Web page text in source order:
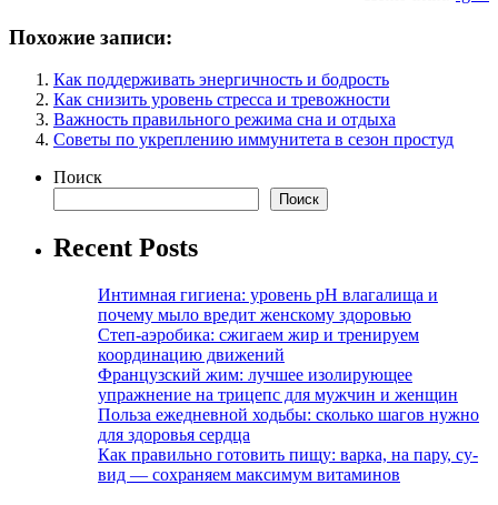
Похожие записи:
Как поддерживать энергичность и бодрость
Как снизить уровень стресса и тревожности
Важность правильного режима сна и отдыха
Советы по укреплению иммунитета в сезон простуд
Поиск
Поиск
Recent Posts
Интимная гигиена: уровень pH влагалища и
почему мыло вредит женскому здоровью
Степ-аэробика: сжигаем жир и тренируем
координацию движений
Французский жим: лучшее изолирующее
упражнение на трицепс для мужчин и женщин
Польза ежедневной ходьбы: сколько шагов нужно
для здоровья сердца
Как правильно готовить пищу: варка, на пару, су-
вид — сохраняем максимум витаминов